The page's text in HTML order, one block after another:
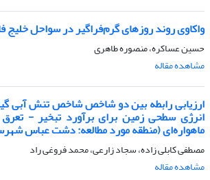
واکاوی روند روزهای گرم‌فراگیر در سواحل
حسین عساکره، منصوره طاهری
مشاهده مقاله
ارزیابی رابطه بین دو شاخص شاخص تنش آبی
انرژی سطحی زمین برای برآورد تبخیر - تعرق
ماهواره‌ای (منطقه مورد مطالعه: دشت عباس
مصطفی کابلی زاده، سجاد زارعی، محمد فروغی راد
مشاهده مقاله